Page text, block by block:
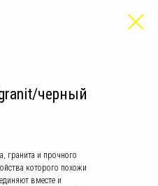
черный
гранита и прочного
которого похожи
вместе и